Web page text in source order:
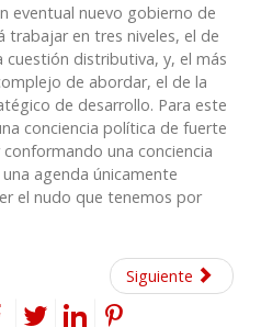
eventual nuevo gobierno de
trabajar en tres niveles, el de
cuestión distributiva, y, el más
de abordar, el de la
de desarrollo. Para este
conciencia política de fuerte
una conciencia
agenda únicamente
el nudo que tenemos por
Siguiente